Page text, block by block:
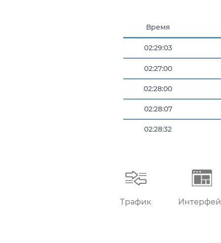
Время
02:29:03
02:27:00
02:28:00
02:28:07
02:28:32
Трафик